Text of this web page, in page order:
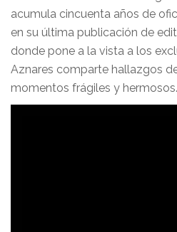
acumula cincuenta años de
en su última publicación de
donde pone a la vista a los
Aznares comparte hallazgos
momentos frágiles y hermosos.